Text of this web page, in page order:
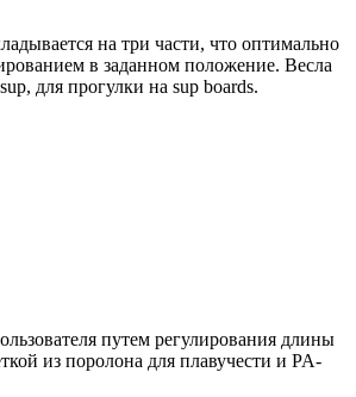
на три части, что оптимально
в заданном положение. Весла
для прогулки на sup boards.
путем регулирования длины
из поролона для плавучести и PA-